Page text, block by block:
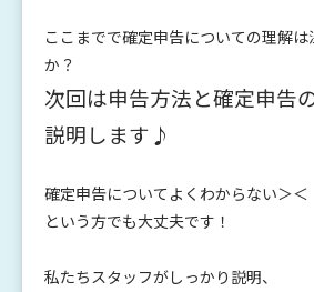
ここまでで確定申告についての理解は
か？
次回は申告方法と確定申告
説明します♪
確定申告についてよくわからない＞＜
という方でも大丈夫です！
私たちスタッフがしっかり説明、